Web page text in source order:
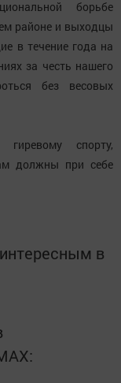
борьбе
районе и выходцы
в течение года на
за честь нашего
без весовых
спорту,
должны при себе
в